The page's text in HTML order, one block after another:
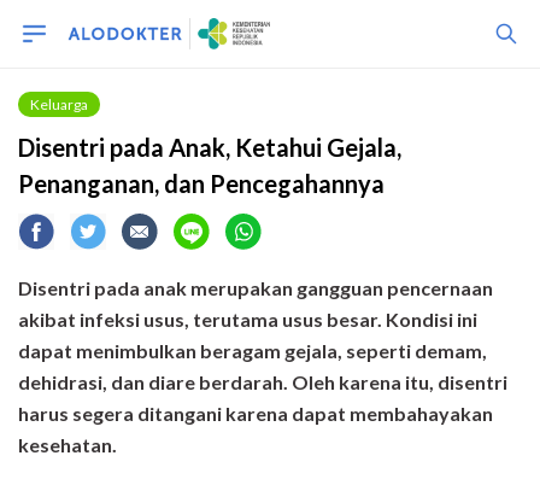
Keluarga
Disentri pada Anak, Ketahui Gejala,
Penanganan, dan Pencegahannya
Disentri pada anak merupakan gangguan pencernaan
akibat infeksi usus, terutama usus besar. Kondisi ini
dapat menimbulkan beragam gejala, seperti demam,
dehidrasi, dan diare berdarah. Oleh karena itu, disentri
harus segera ditangani karena dapat membahayakan
kesehatan.